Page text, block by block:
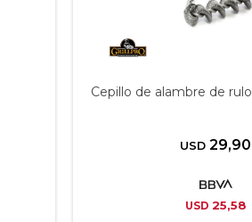
Cepillo de alambre de rulo
USD 29,90
USD 25,58